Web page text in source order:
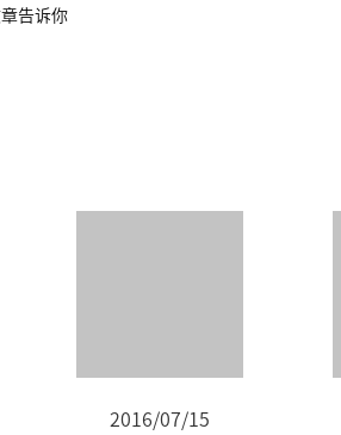
告诉你
2016/07/15